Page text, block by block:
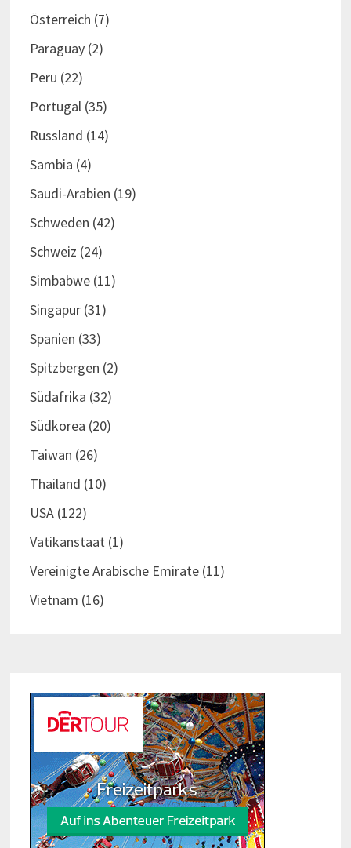
Österreich (7)
Paraguay(2)
Peru (22)
Portugal (35)
Russland (14)
Sambia (4)
Saudi-Arabien (19)
Schweden (42)
Schweiz (24)
Simbabwe(11)
Singapur(31)
Spanien (33)
Spitzbergen (2)
Südafrika (32)
Südkorea (20)
Taiwan (26)
Thailand (10)
USA(122)
Vatikanstaat (1)
Vereinigte Arabische Emirate(11)
Vietnam (16)